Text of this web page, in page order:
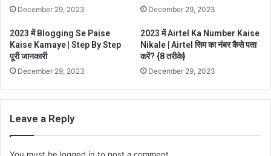
December 29, 2023 December 29, 2023
2023 में Blogging Se Paise
Kaise Kamaye | Step By Step
पूरी जानकारी
December 29, 2023
2023 में Airtel Ka Number Kaise
Nikale | Airtel सिम का नंबर कैसे पता
करें? {8 तरीके}
December 29, 2023
Leave a Reply
You must be logged in to post a comment.